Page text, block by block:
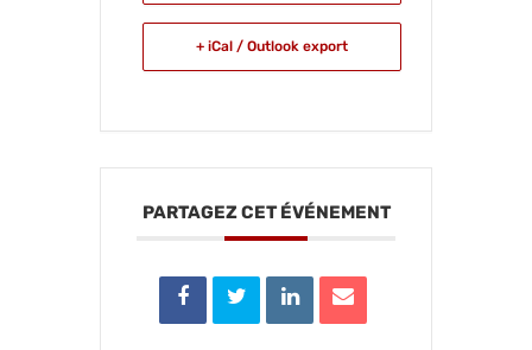
+ iCal / Outlook export
PARTAGEZ CET ÉVÉNEMENT